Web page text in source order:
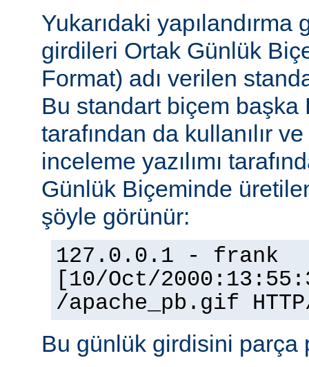
Yukarıdaki yapılandırma
girdileri Ortak Günlük
Format) adı verilen
Bu standart biçem başka
tarafından da kullanılır
inceleme yazılımı
Günlük Biçeminde
şöyle görünür:
127.0.0.1 - frank
[10/Oct/
/apache_pb.gif
Bu günlük girdisini parça